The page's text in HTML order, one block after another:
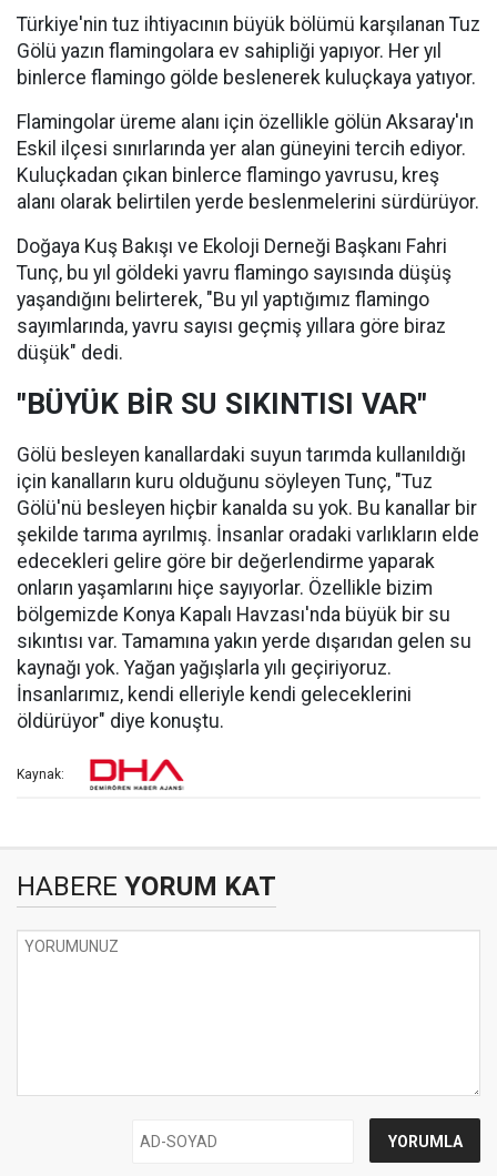
Türkiye'nin tuz ihtiyacının büyük bölümü karşılanan Tuz
Gölü yazın flamingolara ev sahipliği yapıyor. Her yıl
binlerce flamingo gölde beslenerek kuluçkaya yatıyor.
Flamingolar üreme alanı için özellikle gölün Aksaray'ın
Eskil ilçesi sınırlarında yer alan güneyini tercih ediyor.
Kuluçkadan çıkan binlerce flamingo yavrusu, kreş
alanı olarak belirtilen yerde beslenmelerini sürdürüyor.
Doğaya Kuş Bakışı ve Ekoloji Derneği Başkanı Fahri
Tunç, bu yıl göldeki yavru flamingo sayısında düşüş
yaşandığını belirterek, "Bu yıl yaptığımız flamingo
sayımlarında, yavru sayısı geçmiş yıllara göre biraz
düşük" dedi.
"BÜYÜK BİR SU SIKINTISI VAR"
Gölü besleyen kanallardaki suyun tarımda kullanıldığı
için kanalların kuru olduğunu söyleyen Tunç, "Tuz
Gölü'nü besleyen hiçbir kanalda su yok. Bu kanallar bir
şekilde tarıma ayrılmış. İnsanlar oradaki varlıkların elde
edecekleri gelire göre bir değerlendirme yaparak
onların yaşamlarını hiçe sayıyorlar. Özellikle bizim
bölgemizde Konya Kapalı Havzası'nda büyük bir su
sıkıntısı var. Tamamına yakın yerde dışarıdan gelen su
kaynağı yok. Yağan yağışlarla yılı geçiriyoruz.
İnsanlarımız, kendi elleriyle kendi geleceklerini
öldürüyor" diye konuştu.
Kaynak:
HABERE YORUM KAT